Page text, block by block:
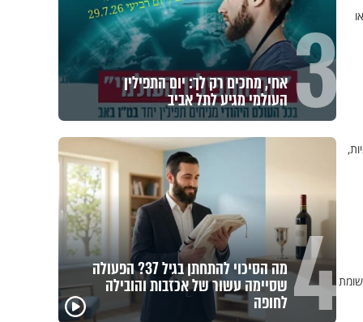
3 אחי, מחכים רק לך: יום התפילין
העולמי מגיע לתל אביב
4 מה הסיכוי להתחתן בגיל 37? הפעולה
שסיימה עשור של אכזבות והובילה
לחופה